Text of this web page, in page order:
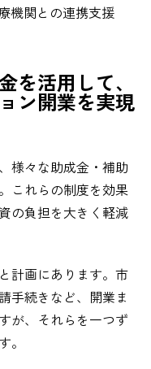
機関との連携支援
を活用して、
ン開業を実現
様々な助成金・補助
これらの制度を効果
の負担を大きく軽減
計画にあります。市
手続きなど、開業ま
が、それらを一つず
。